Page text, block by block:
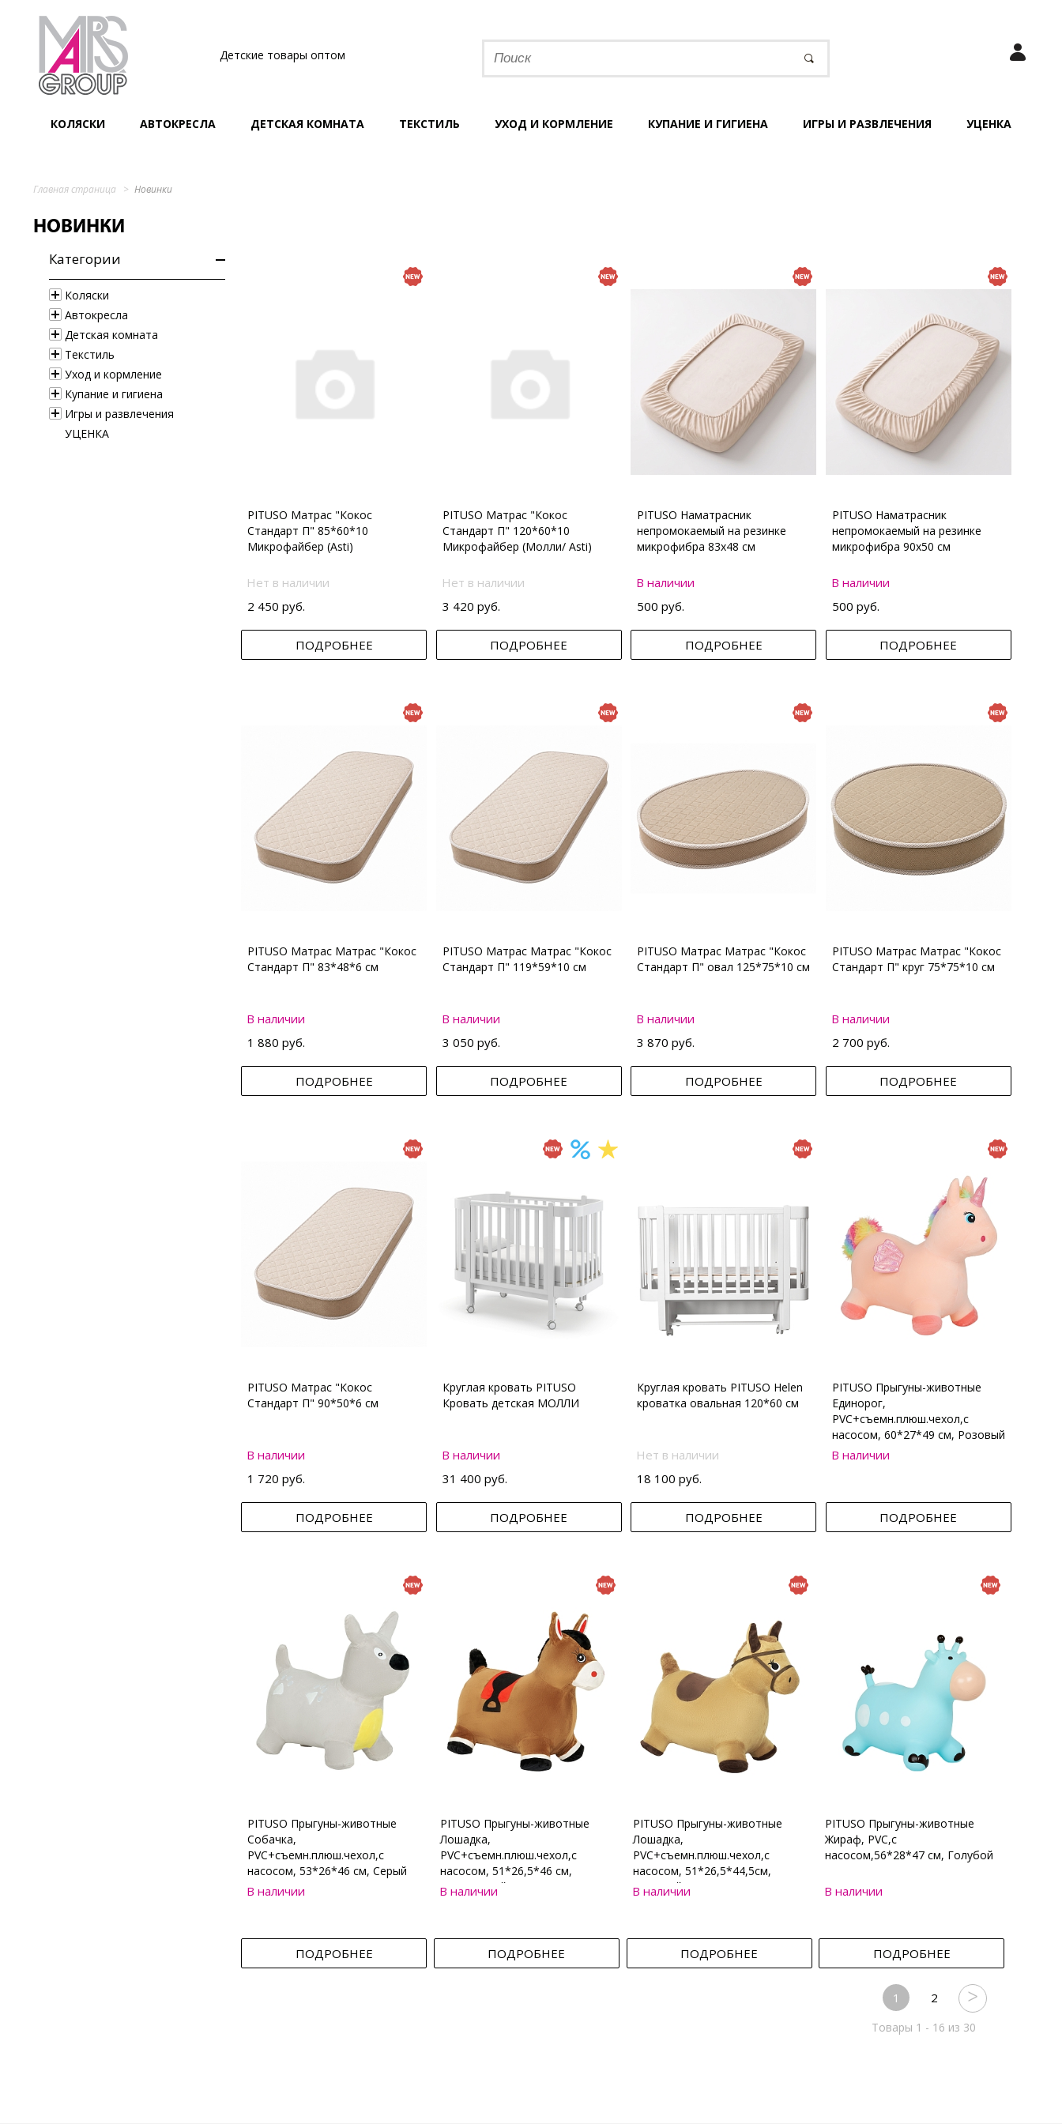
Детские товары оптом
КОЛЯСКИ АВТОКРЕСЛА ДЕТСКАЯ КОМНАТА ТЕКСТИЛЬ УХОД И КОРМЛЕНИЕ КУПАНИЕ И ГИГИЕНА ИГРЫ И РАЗВЛЕЧЕНИЯ УЦЕНКА
Главная страница Новинки
НОВИНКИ
Категории
Коляски
Автокресла
Детская комната
Текстиль
Уход и кормление
Купание и гигиена
Игры и развлечения
УЦЕНКА
PITUSO Матрас "Кокос
Стандарт П" 85*60*10
Микрофайбер (Asti)
Нет в наличии
2 450 руб.
ПОДРОБНЕЕ
PITUSO Матрас "Кокос
Стандарт П" 120*60*10
Микрофайбер (Молли/ Asti)
Нет в наличии
3 420 руб.
ПОДРОБНЕЕ
PITUSO Наматрасник
непромокаемый на резинке
микрофибра 83х48 см
В наличии
500 руб.
ПОДРОБНЕЕ
PITUSO Наматрасник
непромокаемый на резинке
микрофибра 90х50 см
В наличии
500 руб.
ПОДРОБНЕЕ
PITUSO Матрас Матрас "Кокос
Стандарт П" 83*48*6 см
В наличии
1 880 руб.
ПОДРОБНЕЕ
PITUSO Матрас Матрас "Кокос
Стандарт П" 119*59*10 см
В наличии
3 050 руб.
ПОДРОБНЕЕ
PITUSO Матрас Матрас "Кокос
Стандарт П" овал 125*75*10 см
В наличии
3 870 руб.
ПОДРОБНЕЕ
PITUSO Матрас Матрас "Кокос
Стандарт П" круг 75*75*10 см
В наличии
2 700 руб.
ПОДРОБНЕЕ
PITUSO Матрас "Кокос
Стандарт П" 90*50*6 см
В наличии
1 720 руб.
ПОДРОБНЕЕ
Круглая кровать PITUSO
Кровать детская МОЛЛИ
В наличии
31 400 руб.
ПОДРОБНЕЕ
Круглая кровать PITUSO Helen
кроватка овальная 120*60 см
Нет в наличии
18 100 руб.
ПОДРОБНЕЕ
PITUSO Прыгуны-животные
Единорог,
PVC+съемн.плюш.чехол,с
насосом, 60*27*49 см, Розовый
В наличии
ПОДРОБНЕЕ
PITUSO Прыгуны-животные
Собачка,
PVC+съемн.плюш.чехол,с
насосом, 53*26*46 см, Серый
В наличии
ПОДРОБНЕЕ
PITUSO Прыгуны-животные
Лошадка,
PVC+съемн.плюш.чехол,с
насосом, 51*26,5*46 см,
Коричневый
В наличии
ПОДРОБНЕЕ
PITUSO Прыгуны-животные
Лошадка,
PVC+съемн.плюш.чехол,с
насосом, 51*26,5*44,5см,
Бежевый
В наличии
ПОДРОБНЕЕ
PITUSO Прыгуны-животные
Жираф, PVC,с
насосом,56*28*47 см, Голубой
В наличии
ПОДРОБНЕЕ
1 2
Товары 1 - 16 из 30